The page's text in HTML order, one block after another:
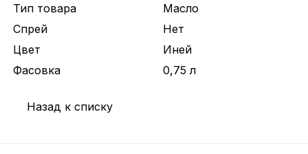
Тип товара
Масло
Спрей
Нет
Цвет
Иней
Фасовка
0,75 л
Назад к списку